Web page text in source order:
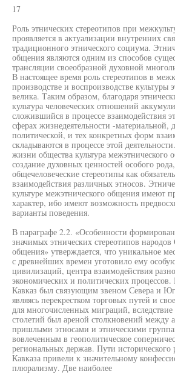
17
Роль этнических стереотипов при
проявляется в актуализации внутренних
традиционного этнического социума.
общения являются одним из способов
трансляции своеобразной духовной
В настоящее время роль стереотипов в
производстве и воспроизводстве культуры
велика. Таким образом, благодаря
культура человеческих отношений
сложившийся в процессе взаимодействия
сферах жизнедеятельности -материальной,
политической, и тех конкретных форм
складываются в процессе этой
жизни общества культура межэтнического
создание духовных ценностей особого
общечеловеческие стереотипы как
взаимодействия различных этносов.
культуре межэтнического общения имеют
характер, ибо имеют возможность
варианты поведения.
В параграфе 2.2. «Особенности
значимых этнических стереотипов народов
общения» утверждается, что уникальное
с древнейших времен уготовило ему
цивилизаций, центра взаимодействия
экономических и политических
Кавказ был связующим звеном Севера и
являясь перекрестком торговых путей и
для многочисленных миграций, вследствие
столетий был ареной столкновений между
пришлыми этносами и этническими
вовлеченным в геополитическое
региональных держав. Пути исторического
Кавказа привели к значительному
плюрализму. Две наиболее